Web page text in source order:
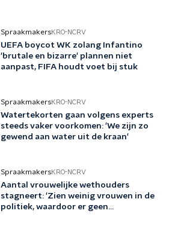
SpraakmakersKRO-NCRV
UEFA boycot WK zolang Infantino
'brutale en bizarre' plannen niet
aanpast, FIFA houdt voet bij stuk
SpraakmakersKRO-NCRV
Watertekorten gaan volgens experts
steeds vaker voorkomen: 'We zijn zo
gewend aan water uit de kraan'
SpraakmakersKRO-NCRV
Aantal vrouwelijke wethouders
stagneert: 'Zien weinig vrouwen in de
politiek, waardoor er geen